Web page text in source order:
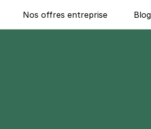
Nos offres entreprise Blog